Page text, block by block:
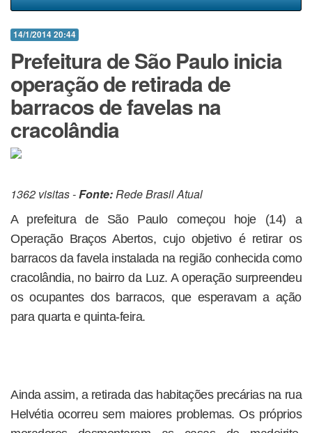
14/1/2014 20:44
Prefeitura de São Paulo inicia
operação de retirada de
barracos de favelas na
cracolândia
1362 visitas -Fonte:Rede Brasil Atual
A prefeitura de São Paulo começou hoje (14) a
Operação Braços Abertos, cujo objetivo é retirar os
barracos da favela instalada na região conhecida como
cracolândia, no bairro da Luz. A operação surpreendeu
os ocupantes dos barracos, que esperavam a ação
para quarta e quinta-feira.
Ainda assim, a retirada das habitações precárias na rua
Helvétia ocorreu sem maiores problemas. Os próprios